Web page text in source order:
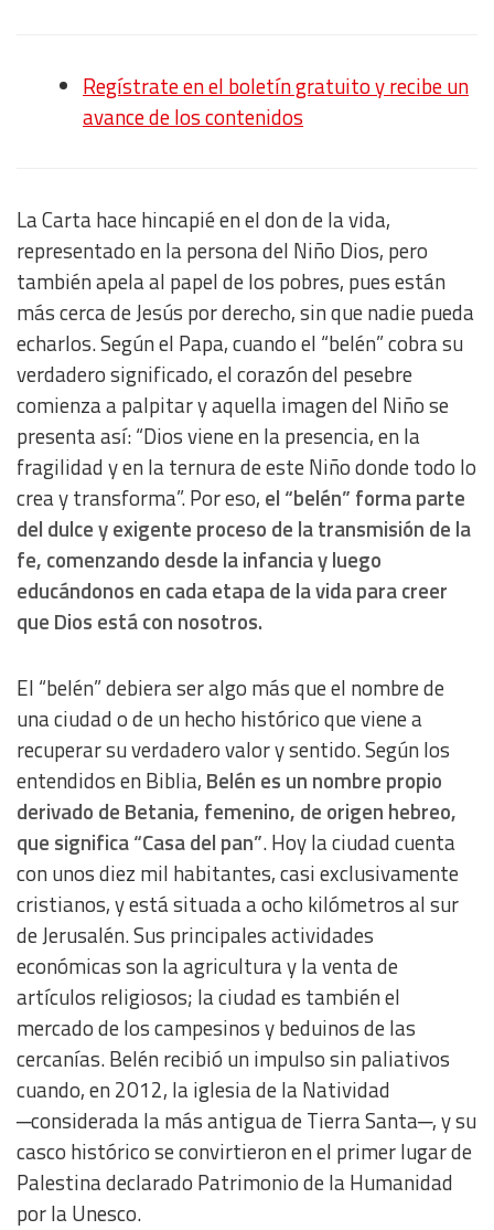
Regístrate en el boletín gratuito y recibe un
avance de los contenidos
La Carta hace hincapié en el don de la vida,
representado en la persona del Niño Dios, pero
también apela al papel de los pobres, pues están
más cerca de Jesús por derecho, sin que nadie pueda
echarlos. Según el Papa, cuando el “belén” cobra su
verdadero significado, el corazón del pesebre
comienza a palpitar y aquella imagen del Niño se
presenta así: “Dios viene en la presencia, en la
fragilidad y en la ternura de este Niño donde todo lo
crea y transforma”. Por eso, el “belén” forma parte
del dulce y exigente proceso de la transmisión de la
fe, comenzando desde la infancia y luego
educándonos en cada etapa de la vida para creer
que Dios está con nosotros.
El “belén” debiera ser algo más que el nombre de
una ciudad o de un hecho histórico que viene a
recuperar su verdadero valor y sentido. Según los
entendidos en Biblia, Belén es un nombre propio
derivado de Betania, femenino, de origen hebreo,
que significa “Casa del pan”. Hoy la ciudad cuenta
con unos diez mil habitantes, casi exclusivamente
cristianos, y está situada a ocho kilómetros al sur
de Jerusalén. Sus principales actividades
económicas son la agricultura y la venta de
artículos religiosos; la ciudad es también el
mercado de los campesinos y beduinos de las
cercanías. Belén recibió un impulso sin paliativos
cuando, en 2012, la iglesia de la Natividad
─considerada la más antigua de Tierra Santa─, y su
casco histórico se convirtieron en el primer lugar de
Palestina declarado Patrimonio de la Humanidad
por la Unesco.